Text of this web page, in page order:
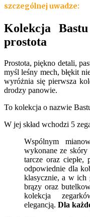
szczególnej uwadze:
Kolekcja
prostota
Prostota, piękno detali,
myśl leśny mech, błękit
wyróżnia się pierwsza
drodzy panowie.
To kolekcja o nazwie
W jej skład wchodzi 5
Wspólnym
wykonane ze skóry
tarcze oraz ciepłe,
odpowiednie dla
klasycznie, a w ich
brązy oraz
kolekcja
elegancją. Dla